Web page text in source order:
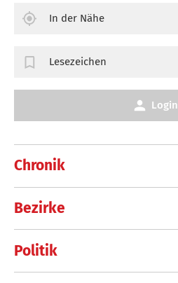
Chronik
Bezirke
Politik
In der Nähe
Lesezeichen
Login